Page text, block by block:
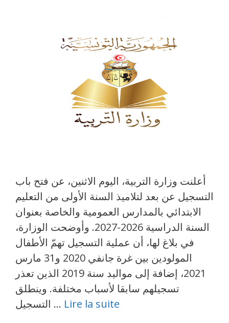
أعلنت وزارة التربية، اليوم الاثنين، عن فتح باب
التسجيل عن بعد لتلاميذ السنة الأولى من التعليم
الابتدائي بالمدارس العمومية والخاصة بعنوان
السنة الدراسية 2026-2027. وأوضحت الوزارة،
في بلاغ لها، أن عملية التسجيل تهمّ الأطفال
المولودين بين غرة جانفي 2020 و31 مارس
2021، إضافة إلى مواليد سنة 2019 الذين تعذر
تسجيلهم سابقا لأسباب مختلفة. وينطلق
التسجيل … Lire la suite